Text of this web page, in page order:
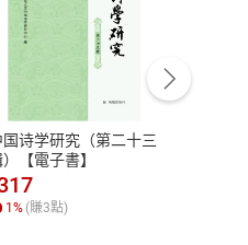
亦為配音員。
，聲線屬低音類
10:00-12:00、
例假日休息)
国诗学研究（第二十三
【電子書】
1% (賺3點)